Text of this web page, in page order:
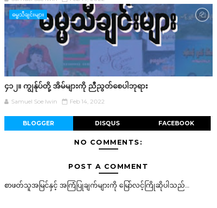
ဓမ္မသီချင်းများ
၄၁၂။ ကျွန်ုပ်တို့ အိမ်များကို ညီညွတ်စေပါဘုရား
Samuel Soe lwin Feb 14, 2022
BLOGGER DISQUS FACEBOOK
NO COMMENTS:
POST A COMMENT
စာဖတ်သူအမြင်နှင့် အကြံပြုချက်များကို မြော်လင့်ကြိုဆိုပါသည်...